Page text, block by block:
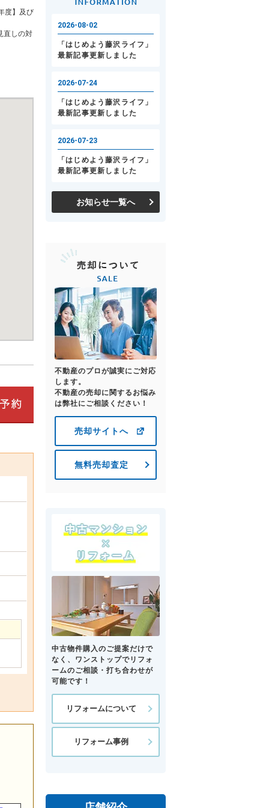
度】及び
直しの対
お知らせ一覧へ
不動産のプロが誠実にご対応
します。
不動産の売却に関するお悩み
は弊社にご相談ください！
売却サイトへ
無料売却査定
中古物件購入のご提案だけで
なく、ワンストップでリフォ
ームのご相談・打ち合わせが
可能です！
リフォームについて
リフォーム事例